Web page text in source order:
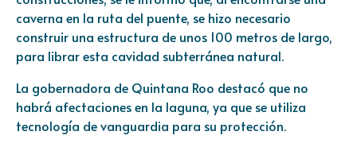
caverna en la ruta del puente, se hizo necesario
construir una estructura de unos 100 metros de largo,
para librar esta cavidad subterránea natural.
La gobernadora de Quintana Roo destacó que no
habrá afectaciones en la laguna, ya que se utiliza
tecnología de vanguardia para su protección.